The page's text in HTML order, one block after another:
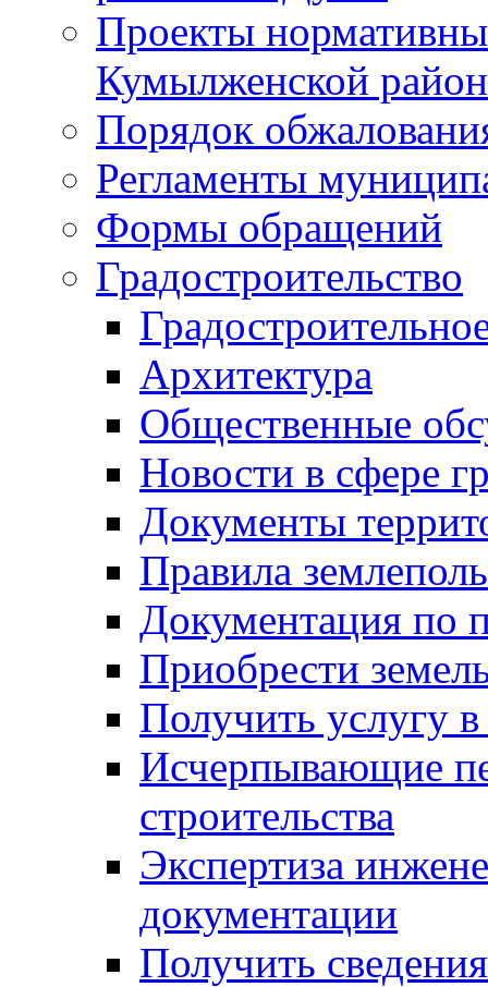
Проекты
Кумылженской
Порядок
Регламенты
Формы обращений
Градостроительство
Архитектура
Общественные
Новости в сфере
Документы
Правила
Документация по
Приобрести
Получить услугу в
Исчерпывающие
строительства
Экспертиза
документации
Получить